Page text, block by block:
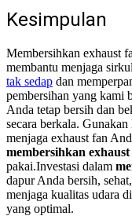
Kesimpulan
Membersihkan exhaust
membantu menjaga
tak sedap dan
pembersihan yang kami
Anda tetap bersih dan
secara berkala.
menjaga exhaust fan
membersihkan exhaust
pakai.Investasi dalam
dapur Anda bersih,
menjaga kualitas udara
yang optimal.